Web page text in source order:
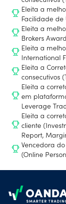
Eleita a
Facilidade de
Eleita a
Brokers
Eleita a
International
Eleita a
consecutivos
Eleita a
em
Leverage
Eleita a
cliente
Report,
Vencedora
(Online